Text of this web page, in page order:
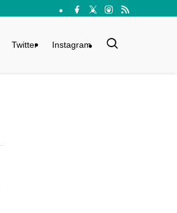
Twitter Instagram